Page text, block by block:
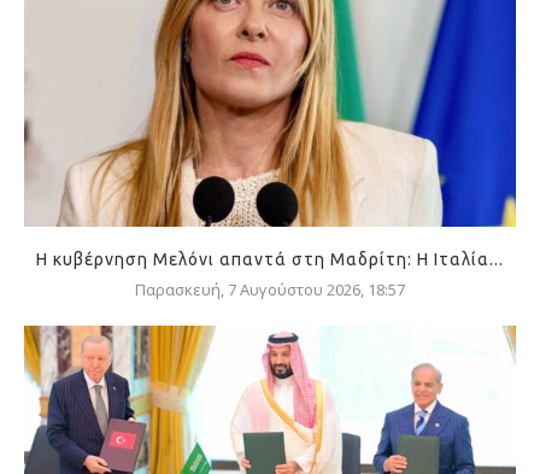
Η κυβέρνηση Μελόνι απαντά στη Μαδρίτη: Η Ιταλία...
Παρασκευή, 7 Αυγούστου 2026, 18:57